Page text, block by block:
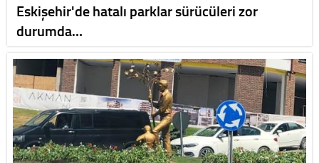
Eskişehir'de hatalı parklar sürücüleri zor
durumda…